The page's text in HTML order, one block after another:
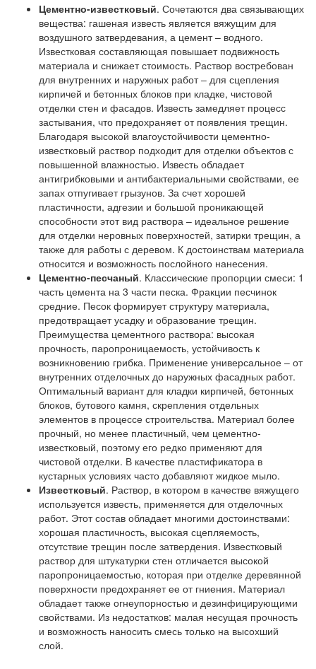
Цементно-известковый. Сочетаются два связывающих
вещества: гашеная известь является вяжущим для
воздушного затвердевания, а цемент – водного.
Известковая составляющая повышает подвижность
материала и снижает стоимость. Раствор востребован
для внутренних и наружных работ – для сцепления
кирпичей и бетонных блоков при кладке, чистовой
отделки стен и фасадов. Известь замедляет процесс
застывания, что предохраняет от появления трещин.
Благодаря высокой влагоустойчивости цементно-
известковый раствор подходит для отделки объектов с
повышенной влажностью. Известь обладает
антигрибковыми и антибактериальными свойствами, ее
запах отпугивает грызунов. За счет хорошей
пластичности, адгезии и большой проникающей
способности этот вид раствора – идеальное решение
для отделки неровных поверхностей, затирки трещин, а
также для работы с деревом. К достоинствам материала
относится и возможность послойного нанесения.
Цементно-песчаный. Классические пропорции смеси: 1
часть цемента на 3 части песка. Фракции песчинок
средние. Песок формирует структуру материала,
предотвращает усадку и образование трещин.
Преимущества цементного раствора: высокая
прочность, паропроницаемость, устойчивость к
возникновению грибка. Применение универсальное – от
внутренних отделочных до наружных фасадных работ.
Оптимальный вариант для кладки кирпичей, бетонных
блоков, бутового камня, скрепления отдельных
элементов в процессе строительства. Материал более
прочный, но менее пластичный, чем цементно-
известковый, поэтому его редко применяют для
чистовой отделки. В качестве пластификатора в
кустарных условиях часто добавляют жидкое мыло.
Известковый. Раствор, в котором в качестве вяжущего
используется известь, применяется для отделочных
работ. Этот состав обладает многими достоинствами:
хорошая пластичность, высокая сцепляемость,
отсутствие трещин после затвердения. Известковый
раствор для штукатурки стен отличается высокой
паропроницаемостью, которая при отделке деревянной
поверхности предохраняет ее от гниения. Материал
обладает также огнеупорностью и дезинфицирующими
свойствами. Из недостатков: малая несущая прочность
и возможность наносить смесь только на высохший
слой.